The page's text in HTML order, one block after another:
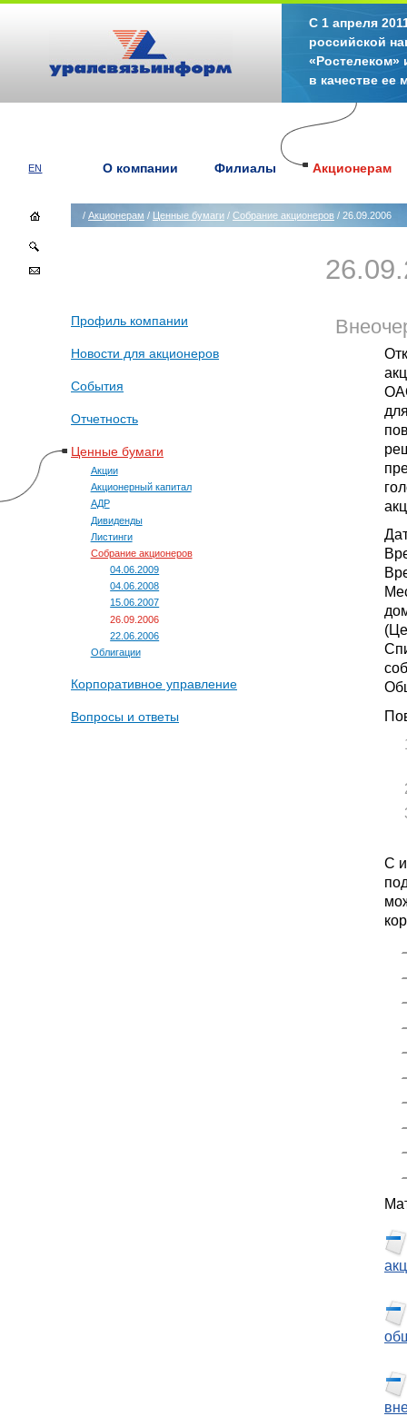
С 1 апреля
российской
«Ростелеком»
в качестве ее
EN О компании Филиалы Акционерам
/ Акционерам / Ценные бумаги / Собрание акционеров / 26.09.2006
Профиль компании
Новости для акционеров
События
Отчетность
Ценные бумаги
Акции
Акционерный капитал
АДР
Дивиденды
Листинги
Собрание акционеров
04.06.2009
04.06.2008
15.06.2007
26.09.2006
22.06.2006
Облигации
Корпоративное управление
Вопросы и ответы
С